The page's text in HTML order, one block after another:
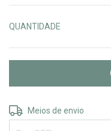
QUANTIDADE
Entregas para o CEP:
Meios de envio